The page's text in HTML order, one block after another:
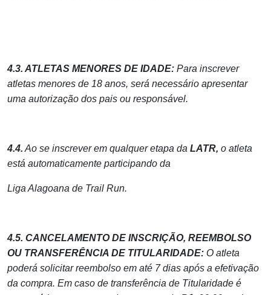
4.3. ATLETAS MENORES DE IDADE: Para inscrever
atletas menores de 18 anos, será necessário apresentar
uma autorização dos pais ou responsável.
4.4. Ao se inscrever em qualquer etapa da LATR, o atleta
está automaticamente participando da
Liga Alagoana de Trail Run.
4.5. CANCELAMENTO DE INSCRIÇÃO, REEMBOLSO
OU TRANSFERÊNCIA DE TITULARIDADE: O atleta
poderá solicitar reembolso em até 7 dias após a efetivação
da compra. Em caso de transferência de Titularidade é